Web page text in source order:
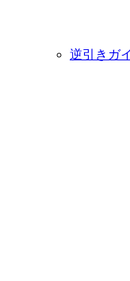
逆引きガ